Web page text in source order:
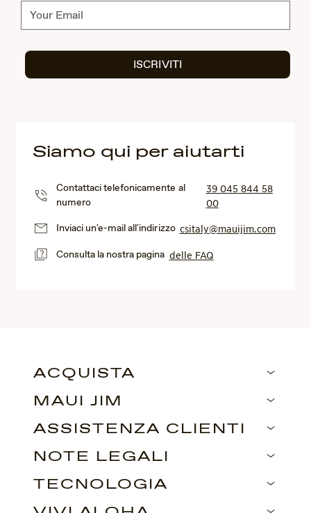
Abbonati
ISCRIVITI
Siamo qui per aiutarti
Contattaci telefonicamente al
numero
39 045 844 58
00
Inviaci un'e-mail all'indirizzo csitaly@mauijim.com
Consulta la nostra pagina delle FAQ
ACQUISTA
MAUI JIM
ASSISTENZA CLIENTI
NOTE LEGALI
TECNOLOGIA